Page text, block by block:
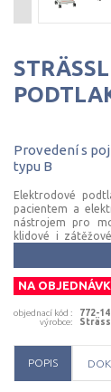
Provedení s
typu B
Elektrodové
pacientem a
nástrojem pro
klidové i
elektrod,
sání 60–260
umožňující až 6
filtrem řízená
úroveň sání s
vysušení
defibrilační
elektroda, délka
(končetinová) •
• rozměry desky:
NA
objednací kód :
772-
výrobce:
POPIS